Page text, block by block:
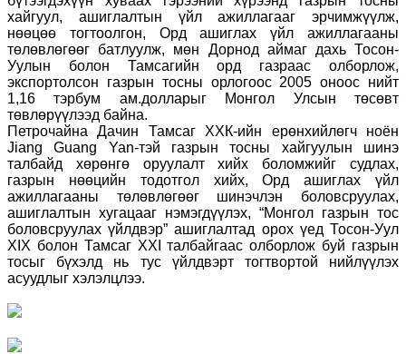
хайгуул, ашиглалтын үйл ажиллагааг эрчимжүүлж,
нөөцөө тогтоолгон, Орд ашиглах үйл ажиллагааны
төлөвлөгөөг батлуулж, мөн Дорнод аймаг дахь Тосон-
Уулын болон Тамсагийн орд газраас олборлож,
экспортолсон газрын тосны орлогоос 2005 оноос нийт
1,16 тэрбум ам.долларыг Монгол Улсын төсөвт
төвлөрүүлээд байна.
Петрочайна Дачин Тамсаг ХХК-ийн ерөнхийлөгч ноён
Jiang Guang Yan-тэй газрын тосны хайгуулын шинэ
талбайд хөрөнгө оруулалт хийх боломжийг судлах,
газрын нөөцийн тодотгол хийх, Орд ашиглах үйл
ажиллагааны төлөвлөгөөг шинэчлэн боловсруулах,
ашиглалтын хугацааг нэмэгдүүлэх, “Монгол газрын тос
боловсруулах үйлдвэр” ашиглалтад орох үед Тосон-Уул
XIX болон Тамсаг XXI талбайгаас олборлож буй газрын
тосыг бүхэлд нь тус үйлдвэрт тогтвортой нийлүүлэх
асуудлыг хэлэлцлээ.